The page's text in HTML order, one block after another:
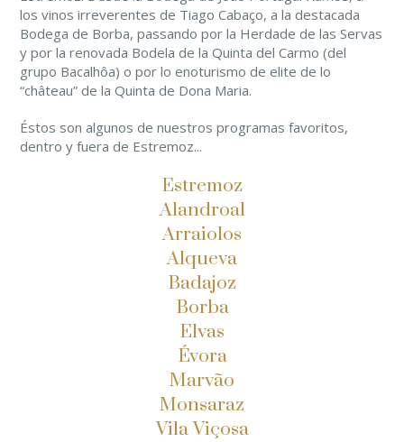
los vinos irreverentes de Tiago Cabaço, a la destacada
Bodega de Borba, passando por la Herdade de las Servas
y por la renovada Bodela de la Quinta del Carmo (del
grupo Bacalhôa) o por lo enoturismo de elite de lo
“château” de la Quinta de Dona Maria.
Éstos son algunos de nuestros programas favoritos,
dentro y fuera de Estremoz...
Estremoz
Alandroal
Arraiolos
Alqueva
Badajoz
Borba
Elvas
Évora
Marvão
Monsaraz
Vila Viçosa